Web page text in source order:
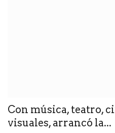
Con música, teatro,
visuales, arrancó la...